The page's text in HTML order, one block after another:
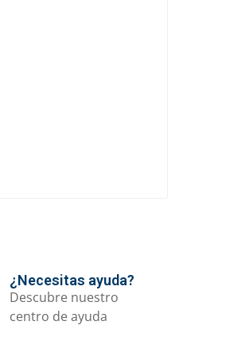
¿Necesitas ayuda?
Descubre nuestro
centro de ayuda